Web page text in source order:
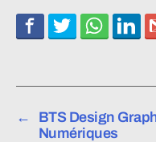
←
BTS Design
Numériques